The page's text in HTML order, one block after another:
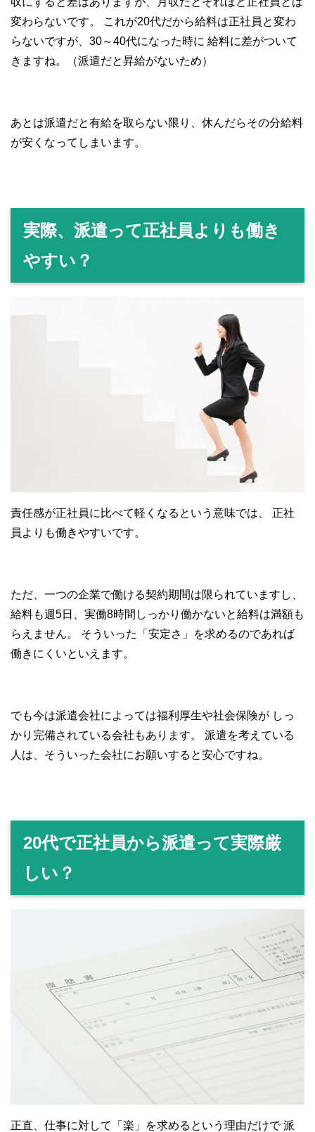
変わらないです。
これが20代だから給料は正社員と変わ
らないですが、30～40代になった時に 給料に差がついて
きますね。（派遣だと昇給がないため）
あとは派遣だと有給を取らない限り、休んだらその分給料
が安くなってしまいます。
実際、派遣って正社員よりも働き
やすい？
責任感が正社員に比べて軽くなるという意味では、
正社
員よりも働きやすいです。
ただ、一つの企業で働ける契約期間は限られていますし、
給料も週5日、実働8時間しっかり働かないと給料は満額も
らえません。
そういった「安定さ」を求めるのであれば
働きにくいといえます。
でも今は派遣会社によっては福利厚生や社会保険が しっ
かり完備されている会社もあります。
派遣を考えている
人は、そういった会社にお願いすると安心ですね。
20代で正社員から派遣って実際厳
しい？
正直、仕事に対して「楽」を求めるという理由だけで派